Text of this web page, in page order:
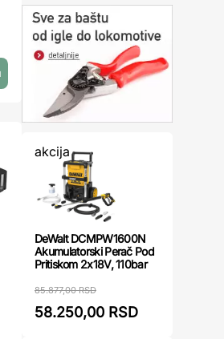
akcija
DeWalt DCMPW1600N
Akumulatorski Perač Pod
Pritiskom 2x18V, 110bar
85.877,00 RSD
58.250,00 RSD